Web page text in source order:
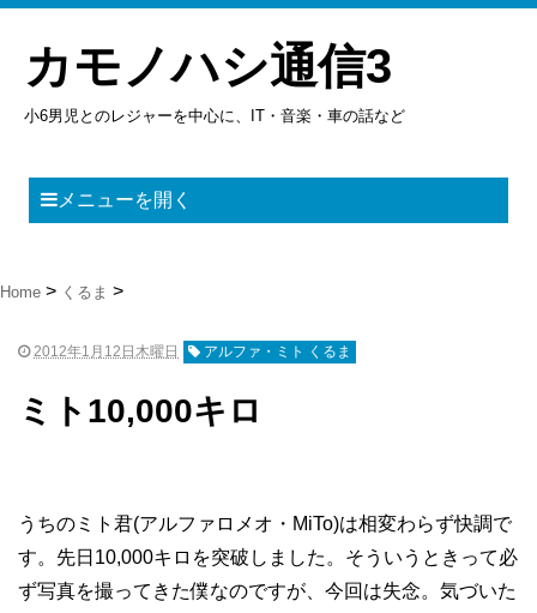
カモノハシ通信3
小6男児とのレジャーを中心に、IT・音楽・車の話など
メニューを開く
Home くるま
2012年1月12日木曜日 アルファ・ミト くるま
ミト10,000キロ
うちのミト君(アルファロメオ・MiTo)は相変わらず快調で
す。先日10,000キロを突破しました。そういうときって必
ず写真を撮ってきた僕なのですが、今回は失念。気づいた